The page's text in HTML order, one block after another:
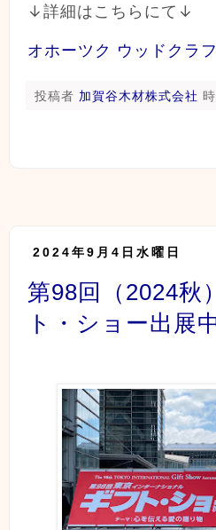
↓詳細はこちらにて↓
オホーツク ウッドクラ
投稿者 加賀谷木材株式会社
2024年9月4日水曜日
第98回（2024秋
ト・ショー出展